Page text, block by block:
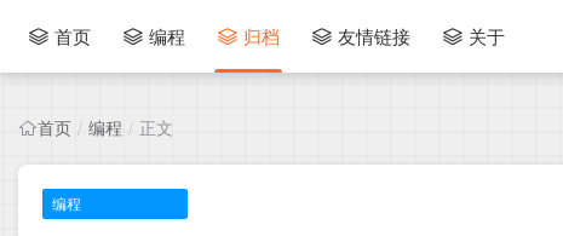
首页 编程 归档 友情链接 关于
首页 / 编程 / 正文
编程